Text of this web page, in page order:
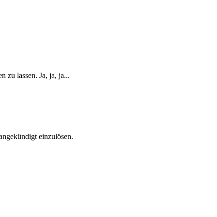
zu lassen. Ja, ja, ja...
einzulösen.